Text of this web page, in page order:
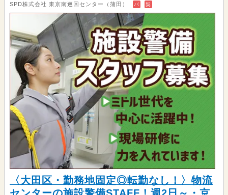
SPD株式会社 東京南巡回センター（蒲田） バ 契
〈大田区・勤務地固定◎転勤なし！〉物流